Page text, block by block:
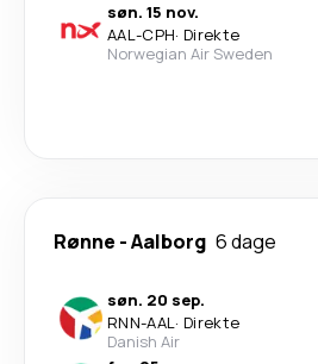
søn. 15 nov.
AAL-CPH· Direkte
Norwegian Air Sweden
Rønne -Aalborg 6 dage
søn. 20 sep.
RNN-AAL· Direkte
Danish Air